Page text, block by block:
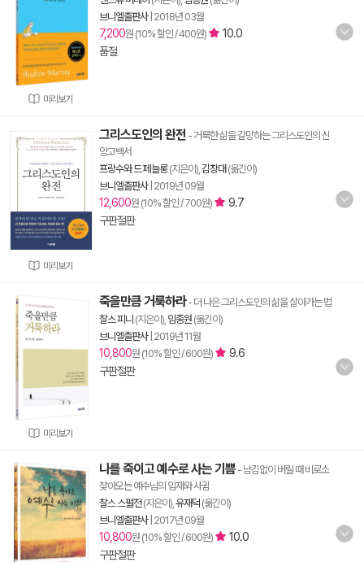
미리보기
브니엘출판사| 2018년 03월
7,200원 (10% 할인 / 400원)
10.0
품절
미리보기
그리스도인의 완전 - 거룩한 삶을 갈망하는 그리스도인의 신
앙고백서
프랑수와 드 페늘롱(지은이), 김창대 (옮긴이)
브니엘출판사| 2019년 09월
12,600원 (10% 할인 / 700원)
9.7
구판절판
미리보기
죽을만큼 거룩하라- 더 나은 그리스도인의 삶을 살아가는 법
찰스 피니 (지은이), 임종원 (옮긴이)
브니엘출판사| 2019년 11월
10,800원 (10% 할인 / 600원)
9.6
구판절판
나를 죽이고 예수로 사는 기쁨 - 남김없이 버릴 때 비로소
찾아오는 예수님의 임재와 사귐
찰스 스펄전(지은이), 유재덕 (옮긴이)
브니엘출판사| 2017년 09월
10,800원 (10% 할인 / 600원)
10.0
구판절판